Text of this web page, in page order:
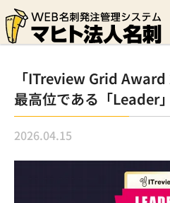
「ITreview Grid
最高位である「Leader
2026.04.15